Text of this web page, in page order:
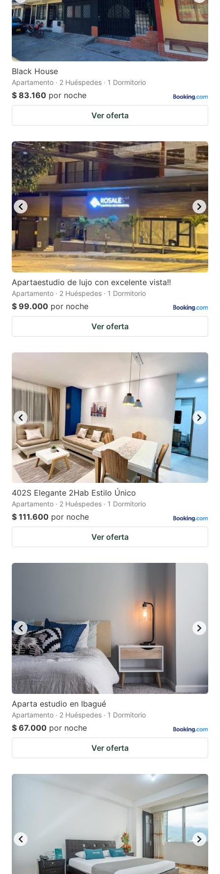
Black House
Apartamento · 2 Huéspedes · 1 Dormitorio
$ 83.160 por noche
Ver oferta
Apartaestudio de lujo con excelente vista!!
Apartamento · 2 Huéspedes · 1 Dormitorio
$ 99.000 por noche
Ver oferta
402S Elegante 2Hab Estilo Único
Apartamento · 2 Huéspedes · 1 Dormitorio
$ 111.600 por noche
Ver oferta
Aparta estudio en Ibagué
Apartamento · 2 Huéspedes · 1 Dormitorio
$ 67.000 por noche
Ver oferta